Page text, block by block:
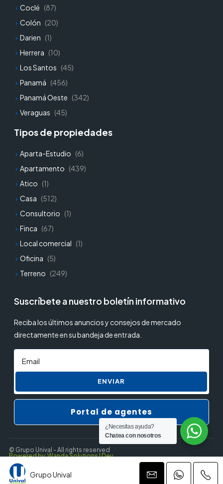
Grupo Unival
Coclé (87)
Colón (20)
Darien (1)
Herrera (10)
Los Santos (45)
Panamá (456)
Panamá Oeste (342)
Veraguas (45)
Tipos de propiedades
Aparta-Estudio (6)
Apartamento (439)
Atico (1)
Casa (512)
Consultorio (1)
Finca (67)
Local comercial (1)
Oficina (5)
Terreno (249)
Suscríbete a nuestro boletín informativo
Reciba los últimos anuncios y consejos de mercado
directamente en su bandeja de entrada.
ENVIAR
Portal de agentes
© Grupo Unival - All rights reserved
Powered by: Wanda Solutions | Dev.
Privacy PolicyTerms and Conditions
¿Necesitas ayuda?
Chatea con nosotros